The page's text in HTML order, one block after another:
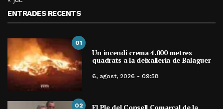
ENTRADES RECENTS
01
Un incendi crema 4.000 metres
quadrats a la deixalleria de Balaguer
6, agost, 2026 - 09:58
02